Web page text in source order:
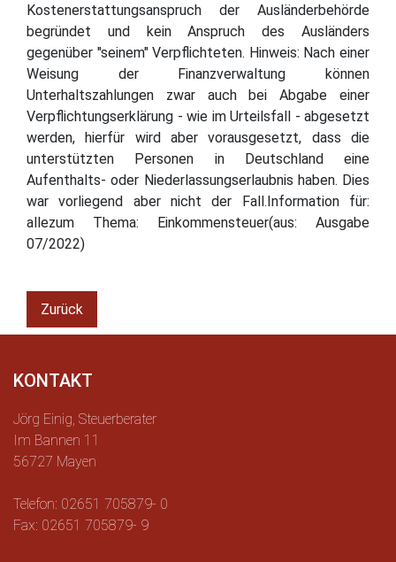
Kostenerstattungsanspruch der Ausländerbehörde
begründet und kein Anspruch des Ausländers
gegenüber "seinem" Verpflichteten. Hinweis: Nach einer
Weisung der Finanzverwaltung können
Unterhaltszahlungen zwar auch bei Abgabe einer
Verpflichtungserklärung - wie im Urteilsfall - abgesetzt
werden, hierfür wird aber vorausgesetzt, dass die
unterstützten Personen in Deutschland eine
Aufenthalts- oder Niederlassungserlaubnis haben. Dies
war vorliegend aber nicht der Fall.Information für:
allezum Thema: Einkommensteuer(aus: Ausgabe
07/2022)
Zurück
KONTAKT
Jörg Einig, Steuerberater
Im Bannen 11
56727 Mayen
Telefon: 02651 705879- 0
Fax: 02651 705879- 9